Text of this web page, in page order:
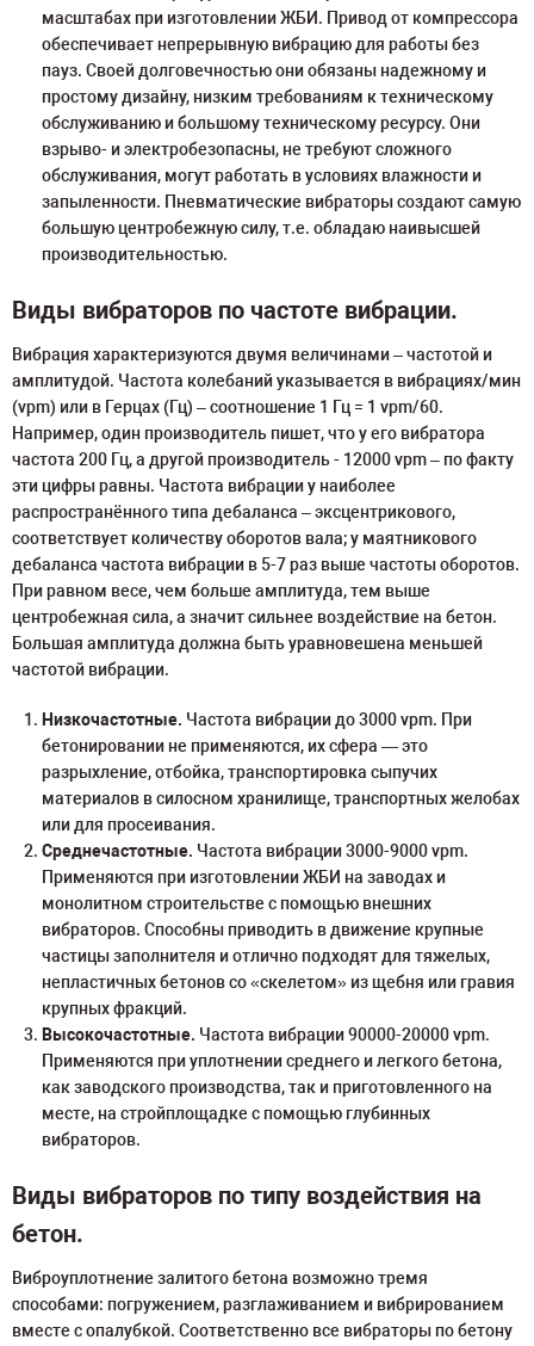
масштабах при изготовлении ЖБИ. Привод от компрессора
обеспечивает непрерывную вибрацию для работы без
пауз. Своей долговечностью они обязаны надежному и
простому дизайну, низким требованиям к техническому
обслуживанию и большому техническому ресурсу. Они
взрыво- и электробезопасны, не требуют сложного
обслуживания, могут работать в условиях влажности и
запыленности. Пневматические вибраторы создают самую
большую центробежную силу, т.е. обладаю наивысшей
производительностью.
Виды вибраторов по частоте вибрации.
Вибрация характеризуются двумя величинами – частотой и
амплитудой. Частота колебаний указывается в вибрациях/мин
(vpm) или в Герцах (Гц) – соотношение 1 Гц = 1 vpm/60.
Например, один производитель пишет, что у его вибратора
частота 200 Гц, а другой производитель - 12000 vpm – по факту
эти цифры равны. Частота вибрации у наиболее
распространённого типа дебаланса – эксцентрикового,
соответствует количеству оборотов вала; у маятникового
дебаланса частота вибрации в 5-7 раз выше частоты оборотов.
При равном весе, чем больше амплитуда, тем выше
центробежная сила, а значит сильнее воздействие на бетон.
Большая амплитуда должна быть уравновешена меньшей
частотой вибрации.
Низкочастотные. Частота вибрации до 3000 vpm. При
бетонировании не применяются, их сфера — это
разрыхление, отбойка, транспортировка сыпучих
материалов в силосном хранилище, транспортных желобах
или для просеивания.
Среднечастотные. Частота вибрации 3000-9000 vpm.
Применяются при изготовлении ЖБИ на заводах и
монолитном строительстве с помощью внешних
вибраторов. Способны приводить в движение крупные
частицы заполнителя и отлично подходят для тяжелых,
непластичных бетонов со «скелетом» из щебня или гравия
крупных фракций.
Высокочастотные. Частота вибрации 90000-20000 vpm.
Применяются при уплотнении среднего и легкого бетона,
как заводского производства, так и приготовленного на
месте, на стройплощадке с помощью глубинных
вибраторов.
Виды вибраторов по типу воздействия на
бетон.
Виброуплотнение залитого бетона возможно тремя
способами: погружением, разглаживанием и вибрированием
вместе с опалубкой. Соответственно все вибраторы по бетону